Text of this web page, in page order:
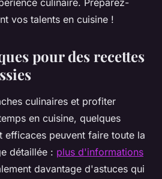
culinaire. Préparez-
vos talents en cuisine !
pour des recettes
culinaires et profiter
en cuisine, quelques
efficaces peuvent faire toute la
détaillée : plus d'informations
davantage d'astuces qui